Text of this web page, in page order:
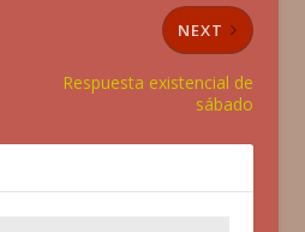
NEXT
Respuesta existencial de
sábado